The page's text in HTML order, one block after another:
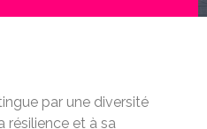
par une diversité
résilience et à sa